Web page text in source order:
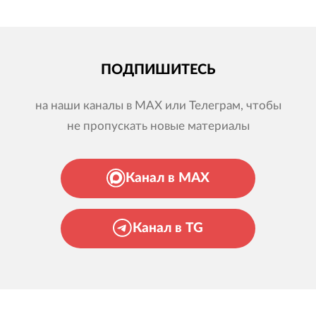
ПОДПИШИТЕСЬ
на наши каналы в MAX или Телеграм, чтобы
не пропускать новые материалы
Канал в MAX
Канал в TG